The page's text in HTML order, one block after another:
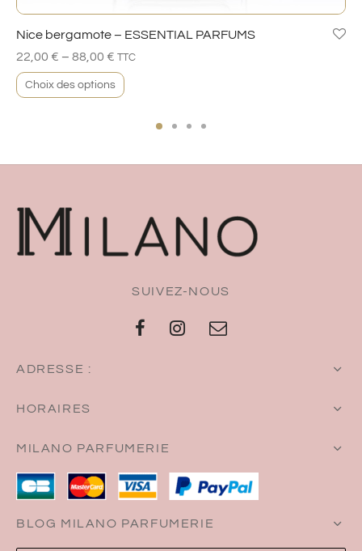
Nice bergamote – ESSENTIAL PARFUMS
22,00 € – 88,00 € TTC
Choix des options
SUIVEZ-NOUS
ADRESSE :
HORAIRES
MILANO PARFUMERIE
BLOG MILANO PARFUMERIE